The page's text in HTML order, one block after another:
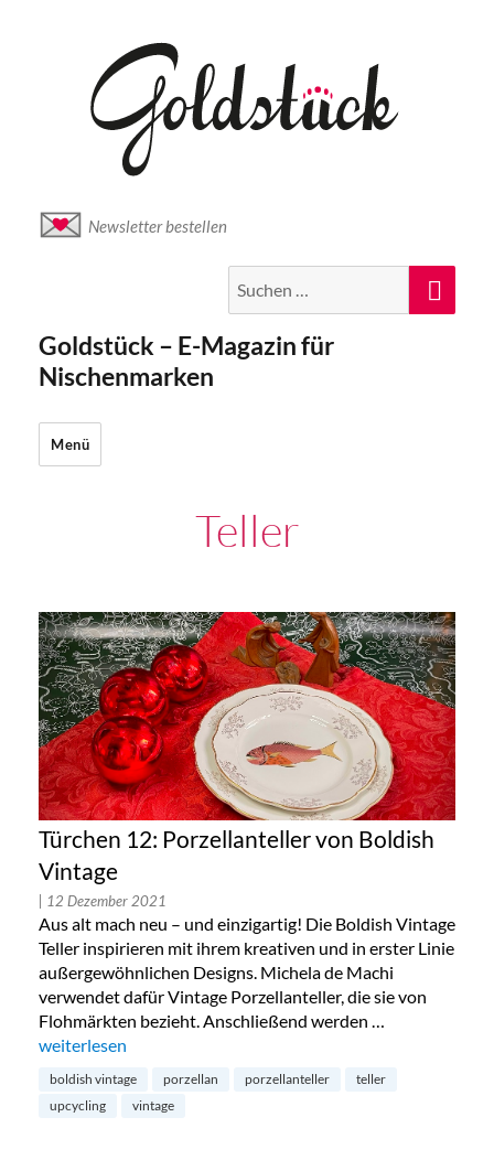
Newsletter bestellen
nach:
Goldstück – E-Magazin für
Nischenmarken
Menü
Teller
Türchen 12: Porzellanteller von Boldish
Vintage
| 12 Dezember 2021
Aus alt mach neu – und einzigartig! Die Boldish Vintage
Teller inspirieren mit ihrem kreativen und in erster Linie
außergewöhnlichen Designs. Michela de Machi
verwendet dafür Vintage Porzellanteller, die sie von
Flohmärkten bezieht. Anschließend werden …
„Türchen 12: Porzellanteller von Boldish Vintage“
weiterlesen
boldish vintage porzellan porzellanteller
teller
upcycling
vintage